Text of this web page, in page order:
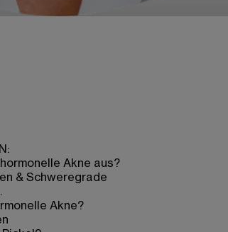
Akne aus?
& Schweregrade
Akne?